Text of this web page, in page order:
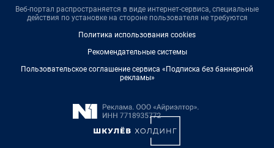
Веб-портал распространяется в виде интернет-сервиса, специальные
действия по установке на стороне пользователя не требуются
Политика использования cookies
Рекомендательные системы
Пользовательское соглашение сервиса «Подписка без баннерной
рекламы»